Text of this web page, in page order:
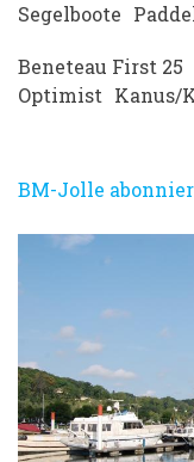
Segelboote
Beneteau First 25
Optimist Kanus/
BM-Jolle